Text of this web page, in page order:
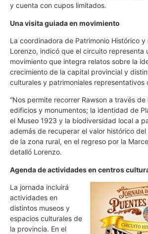
y cuenta con cupos limitados.
Una visita guiada en movimiento
La coordinadora de Patrimonio Histórico y
Lorenzo, indicó que el circuito representa
movimiento que integra relatos sobre la
crecimiento de la capital provincial y
culturales y patrimoniales representativos
“Nos permite recorrer Rawson a través
edificios y monumentos; la identidad de
el Museo 1923 y la biodiversidad local a
además de recuperar el valor histórico
de la zona rural, en el regreso por la
detalló Lorenzo.
Agenda de actividades en centros
La jornada incluirá
actividades en
distintos museos y
espacios culturales de
la provincia. En el